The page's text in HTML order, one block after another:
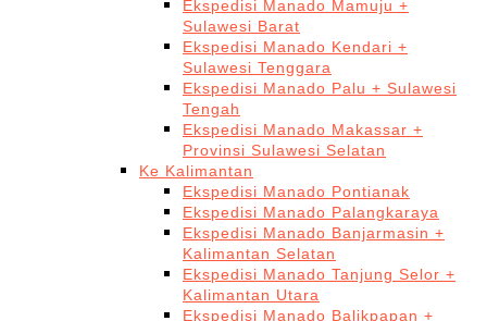
Ekspedisi Manado Mamuju +
Sulawesi Barat
Ekspedisi Manado Kendari +
Sulawesi Tenggara
Ekspedisi Manado Palu + Sulawesi
Tengah
Ekspedisi Manado Makassar +
Provinsi Sulawesi Selatan
Ke Kalimantan
Ekspedisi Manado Pontianak
Ekspedisi Manado Palangkaraya
Ekspedisi Manado Banjarmasin +
Kalimantan Selatan
Ekspedisi Manado Tanjung Selor +
Kalimantan Utara
Ekspedisi Manado Balikpapan +